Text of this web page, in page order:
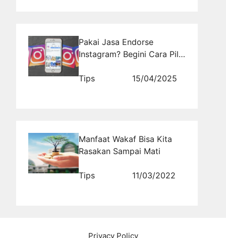
Pakai Jasa Endorse
Instagram? Begini Cara Pilih
Tips
15/04/2025
Manfaat Wakaf Bisa Kita
Rasakan Sampai Mati
Tips 11/03/2022
Privacy Policy